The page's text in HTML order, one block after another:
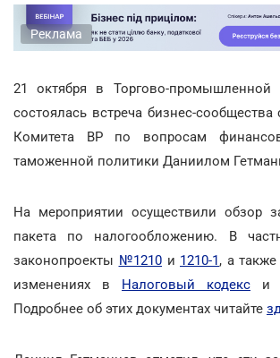
Реклама
21 октября в Торгово-промышленной
состоялась встреча бизнес-сообщества
Комитета ВР по вопросам
таможенной политики Даниилом
На мероприятии осуществили обзор
пакета по налогообложению. В
законопроекты №1210 и 1210-1, а также
изменениях в Налоговый кодекс и
Подробнее об этих документах читайте